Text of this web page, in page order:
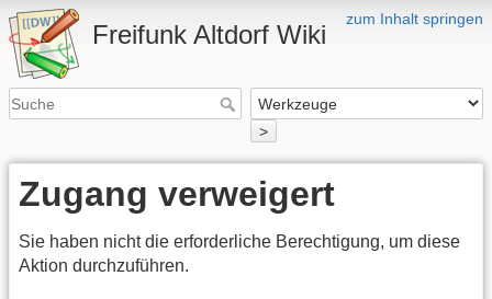
zum Inhalt springen
Freifunk Altdorf Wiki
>
Zugang verweigert
Sie haben nicht die erforderliche Berechtigung, um diese
Aktion durchzuführen.